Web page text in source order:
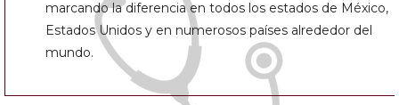
marcando la diferencia en todos los estados de México,
Estados Unidos y en numerosos países alrededor del
mundo.